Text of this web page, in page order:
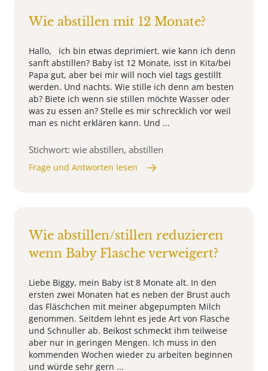
Wie abstillen mit 12 Monate?
Hallo, ich bin etwas deprimiert. wie kann ich denn
sanft abstillen? Baby ist 12 Monate, isst in Kita/bei
Papa gut, aber bei mir will noch viel tags gestillt
werden. Und nachts. Wie stille ich denn am besten
ab? Biete ich wenn sie stillen möchte Wasser oder
was zu essen an? Stelle es mir schrecklich vor weil
man es nicht erklären kann. Und ...
Stichwort: wie abstillen, abstillen
Frage und Antworten lesen
Wie abstillen/stillen reduzieren
wenn Baby Flasche verweigert?
Liebe Biggy, mein Baby ist 8 Monate alt. In den
ersten zwei Monaten hat es neben der Brust auch
das Fläschchen mit meiner abgepumpten Milch
genommen. Seitdem lehnt es jede Art von Flasche
und Schnuller ab. Beikost schmeckt ihm teilweise
aber nur in geringen Mengen. Ich muss in den
kommenden Wochen wieder zu arbeiten beginnen
und würde sehr gern ...